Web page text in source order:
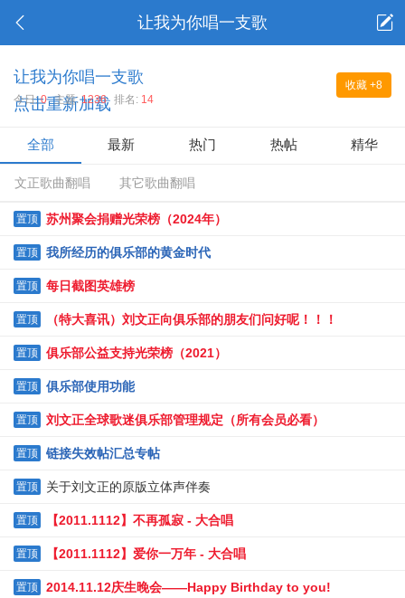
让我为你唱一支歌
收藏 +8
让我为你唱一支歌
点击重新加载
今日:0 主题:1236 排名: 14
全部 最新 热门 热帖 精华
文正歌曲翻唱 其它歌曲翻唱
置顶 苏州聚会捐赠光荣榜（2024年）
置顶 我所经历的俱乐部的黄金时代
置顶 每日截图英雄榜
置顶 （特大喜讯）刘文正向俱乐部的朋友们问好呢！！！
置顶 俱乐部公益支持光荣榜（2021）
置顶 俱乐部使用功能
置顶 刘文正全球歌迷俱乐部管理规定（所有会员必看）
置顶 链接失效帖汇总专帖
置顶 关于刘文正的原版立体声伴奏
置顶 【2011.1112】不再孤寂 - 大合唱
置顶 【2011.1112】爱你一万年 - 大合唱
置顶 2014.11.12庆生晚会——Happy Birthday to you!